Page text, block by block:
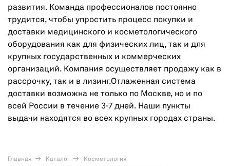
развития. Команда профессионалов постоянно
трудится, чтобы упростить процесс покупки и
доставки медицинского и косметологического
оборудования как для физических лиц, так и для
крупных государственных и коммерческих
организаций. Компания осуществляет продажу как в
рассрочку, так и в лизинг.Отлаженная система
доставки возможна не только по Москве, но и по
всей России в течение 3-7 дней. Наши пункты
выдачи находятся во всех крупных городах страны.
Главная Каталог
Косметология